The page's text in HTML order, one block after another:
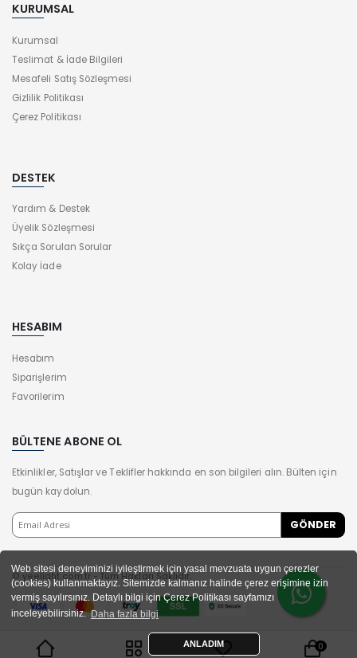
Web sitesi deneyiminizi iyileştirmek için yasal mevzuata uygun çerezler
(cookies) kullanmaktayız. Sitemizde kalmanız halinde çerez erişimine izin
vermiş sayılırsınız. Detaylı bilgi için Çerez Politikası sayfamızı
inceleyebilirsiniz.Daha fazla bilgi
ANLADIM
KURUMSAL
Kurumsal
Teslimat & İade Bilgileri
Mesafeli Satış Sözleşmesi
Gizlilik Politikası
Çerez Politikası
DESTEK
Yardım & Destek
Üyelik Sözleşmesi
Sıkça Sorulan Sorular
Kolay İade
HESABIM
Hesabım
Siparişlerim
Favorilerim
BÜLTENE ABONE OL
Etkinlikler, Satışlar ve Teklifler hakkında en son bilgileri alın. Bülten için
bugün kaydolun.
© yeelight.com.tr - Tüm Hakları Saklıdır.
0